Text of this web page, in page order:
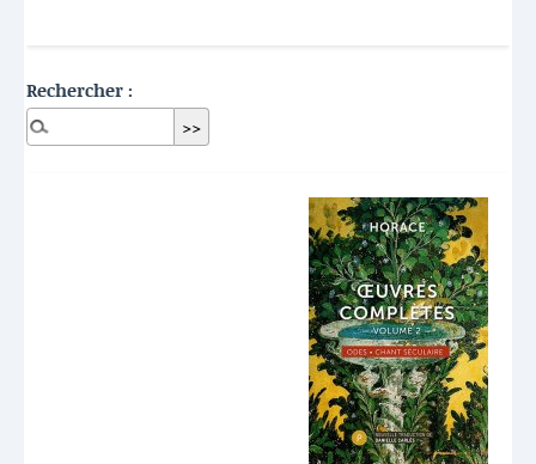
Rechercher :
Dernières publications